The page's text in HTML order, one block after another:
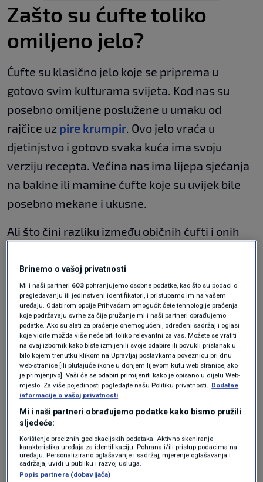
Zašto su ćufte toliko
omiljeno jelo?
Ćufte su klasično jelo koje se priprema u
gotovo svim kulturama svijeta. Kod nas su
posebno omiljene poslužene u umaku od
rajčice uz pire krumpir . Ovo jelo vraća u
djetinjstvo i gotovo svaka kuća ima svoju
verziju recepta. Većina nas ima lijepa sjećanja
na bakine ili mamine ćufte koje su uvijek bile
posebno mekane i ukusne.
Ali što čini razliku između običnih ćufti i onih
nekoliko ključnih sastojaka i tehnika koje ću
vam sada otkriti.
Ključni sastojci za
savršene ćufte
Odabir mesa:Najbolje je koristiti
mljeveno meso s određenim postotkom
masnoće. Za najsočnije ćufte
preporučujem mješavinu junetine i
svinjetine u omjeru 50:50. Masnoća iz
svinjetine dat će ćuftama dodatnu
sočnost, dok će junetina donijeti bogati
Brinemo o vašoj privatnosti
Mi i naši partneri 603 pohranjujemo osobne podatke, kao što su podaci o
pregledavanju ili jedinstveni identifikatori, i pristupamo im na vašem
uređaju. Odabirom opcije Prihvaćam omogućit ćete tehnologije praćenja
koje podržavaju svrhe za čije pružanje mi i naši partneri obrađujemo
podatke. Ako su alati za praćenje onemogućeni, određeni sadržaj i oglasi
koje vidite možda više neće biti toliko relevantni za vas. Možete se vratiti
na ovaj izbornik kako biste izmijenili svoje odabire ili povukli pristanak u
bilo kojem trenutku klikom na Upravljaj postavkama poveznicu pri dnu
web-stranice [ili plutajuće ikone u donjem lijevom kutu web stranice, ako
je primjenjivo]. Vaši će se odabiri primijeniti kako je opisano u dijelu Web-
mjesto. Za više pojedinosti pogledajte našu Politiku privatnosti. Dodatne
informacije o vašoj privatnosti
Mi i naši partneri obrađujemo podatke kako bismo pružili
sljedeće:
Korištenje preciznih geolokacijskih podataka. Aktivno skeniranje
karakteristika uređaja za identifikaciju. Pohrana i/ili pristup podacima na
uređaju. Personalizirano oglašavanje i sadržaj, mjerenje oglašavanja i
sadržaja, uvidi u publiku i razvoj usluga.
Popis partnera (dobavljača)